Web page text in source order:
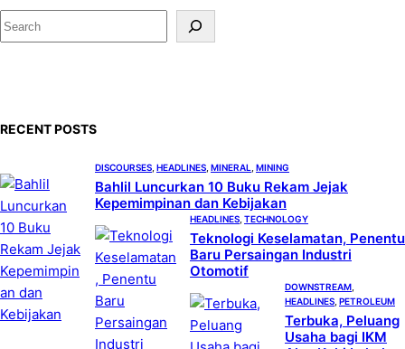
S
e
RECENT POSTS
DISCOURSES HEADLINES MINERAL MINING
Bahlil Luncurkan 10 Buku Rekam Jejak
Kepemimpinan dan Kebijakan
HEADLINES TECHNOLOGY
Teknologi Keselamatan, Penentu
Baru Persaingan Industri
Otomotif
DOWNSTREAM
HEADLINES PETROLEUM
Terbuka, Peluang
Usaha bagi IKM